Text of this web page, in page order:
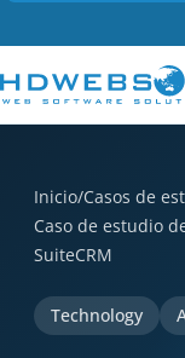
Inicio/Casos de
Caso de estudio
SuiteCRM
Technology